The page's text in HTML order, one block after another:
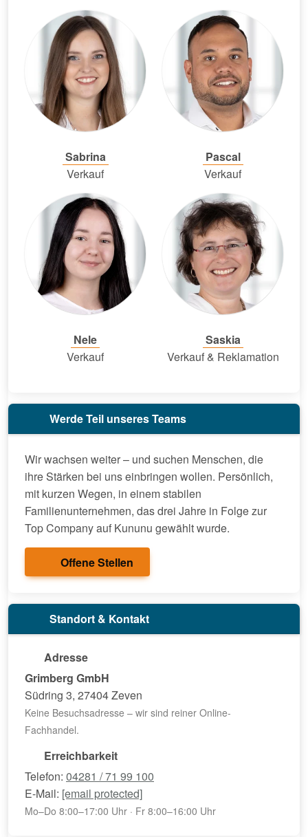
Sabrina
Verkauf
Pascal
Verkauf
Nele
Verkauf
Saskia
Verkauf & Reklamation
Werde Teil unseres Teams
Wir wachsen weiter – und suchen Menschen, die
ihre Stärken bei uns einbringen wollen. Persönlich,
mit kurzen Wegen, in einem stabilen
Familienunternehmen, das drei Jahre in Folge zur
Top Company auf Kununu gewählt wurde.
Offene Stellen
Standort & Kontakt
Adresse
Grimberg GmbH
Südring 3, 27404 Zeven
Keine Besuchsadresse – wir sind reiner Online-
Fachhandel.
Erreichbarkeit
Telefon: 04281 / 71 99 100
E-Mail: [email protected]
Mo–Do 8:00–17:00 Uhr · Fr 8:00–16:00 Uhr